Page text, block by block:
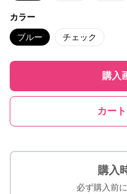
カラー
ブルー チェック
購入
カー
購入
必ず購入前